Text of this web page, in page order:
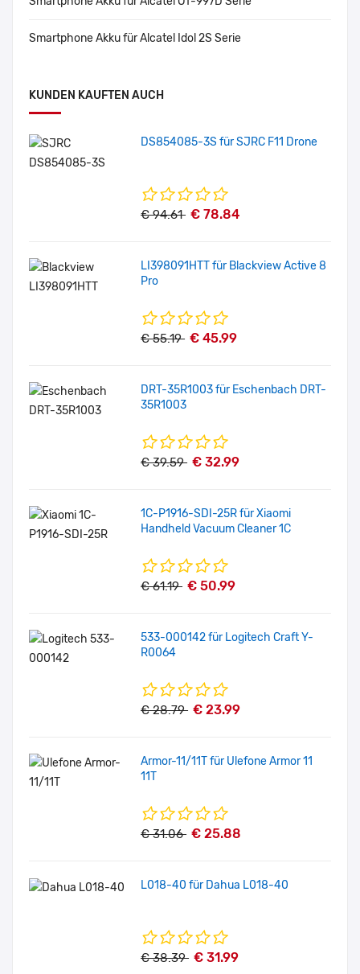
Smartphone Akku für Alcatel Idol 2S Serie
KUNDEN KAUFTEN AUCH
DS854085-3S für SJRC F11 Drone
€ 94.61 € 78.84
LI398091HTT für Blackview Active 8
Pro
€ 55.19 € 45.99
DRT-35R1003 für Eschenbach DRT-
35R1003
€ 39.59 € 32.99
1C-P1916-SDI-25R für Xiaomi
Handheld Vacuum Cleaner 1C
€ 61.19 € 50.99
533-000142 für Logitech Craft Y-
R0064
€ 28.79 € 23.99
Armor-11/11T für Ulefone Armor 11
11T
€ 31.06 € 25.88
L018-40 für Dahua L018-40
€ 38.39 € 31.99